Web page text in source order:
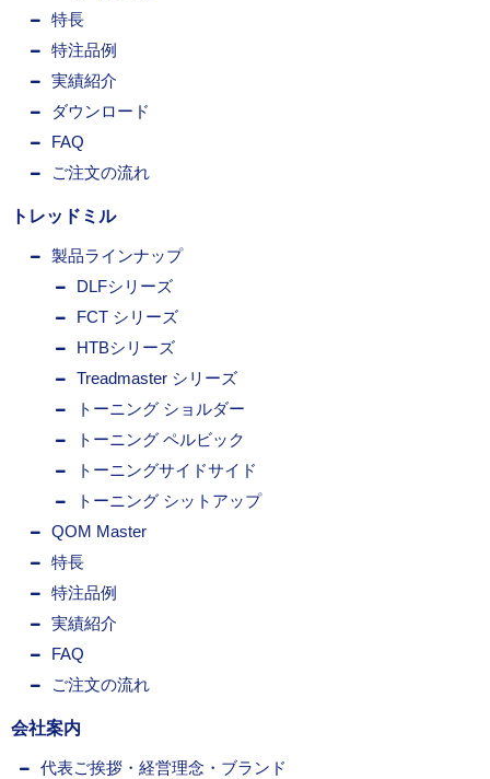
特長
特注品例
実績紹介
ダウンロード
FAQ
ご注文の流れ
トレッドミル
製品ラインナップ
DLFシリーズ
FCT シリーズ
HTBシリーズ
Treadmaster シリーズ
トーニング ショルダー
トーニング ペルビック
トーニングサイドサイド
トーニング シットアップ
QOM Master
特長
特注品例
実績紹介
FAQ
ご注文の流れ
会社案内
代表ご挨拶・経営理念・ブランド